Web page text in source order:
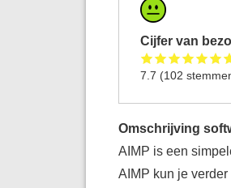
Cijfer van
7.7 (102
Omschrijving
AIMP is een
AIMP kun je